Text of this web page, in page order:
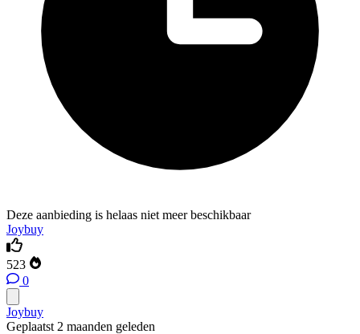
Deze aanbieding is helaas niet meer beschikbaar
Joybuy
523
0
Joybuy
Geplaatst 2 maanden geleden